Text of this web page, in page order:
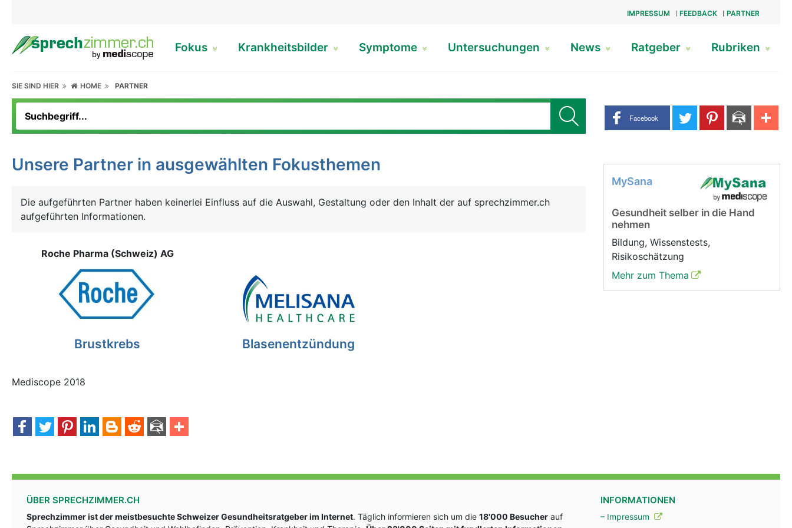
IMPRESSUM FEEDBACK PARTNER
Fokus Krankheitsbilder Symptome Untersuchungen News Ratgeber Rubriken
SIE SIND HIER HOME PARTNER
Share buttons
Facebook
Unsere Partner in ausgewählten Fokusthemen
Die aufgeführten Partner haben keinerlei Einfluss auf die Auswahl, Gestaltung oder den Inhalt der auf sprechzimmer.ch
aufgeführten Informationen.
Roche Pharma (Schweiz) AG
Brustkrebs Blasenentzündung
Mediscope 2018
MySana
Gesundheit selber in die Hand
nehmen
Bildung, Wissenstests,
Risikoschätzung
Mehr zum Thema
ÜBER SPRECHZIMMER.CH
Sprechzimmer ist der meistbesuchte Schweizer Gesundheitsratgeber im Internet. Täglich informieren sich um die 18'000 Besucher auf
INFORMATIONEN
– Impressum